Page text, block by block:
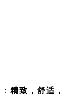
： 精致，舒适，